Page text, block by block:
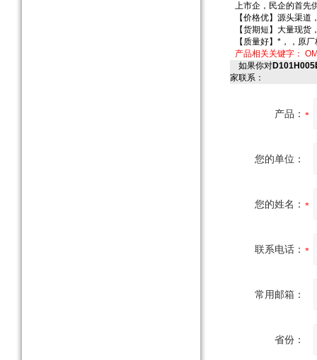
上市企，民企的首先
【价格优】源头渠
【货期短】大量现
【质量好】*，，原
产品相关关键字：
如果你对
家联系：
产品：
您的单位：
您的姓名：
联系电话：
常用邮箱：
省份：